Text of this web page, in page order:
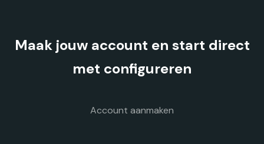
worden
Maak jouw account en start direct
met configureren
Account aanmaken